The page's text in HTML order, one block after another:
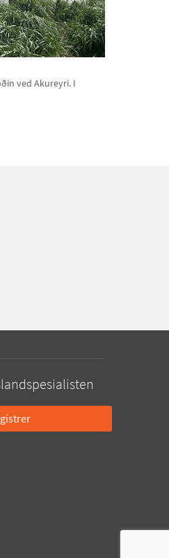
ved Akureyri. I